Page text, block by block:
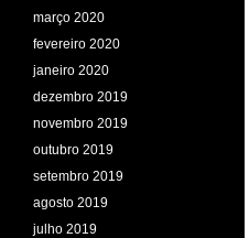
março 2020
fevereiro 2020
janeiro 2020
dezembro 2019
novembro 2019
outubro 2019
setembro 2019
agosto 2019
julho 2019